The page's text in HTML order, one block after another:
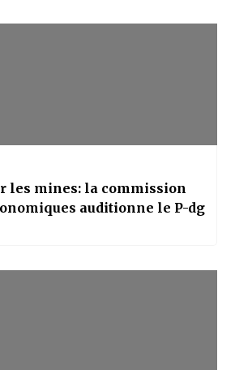
les mines: la commission
auditionne le P-dg